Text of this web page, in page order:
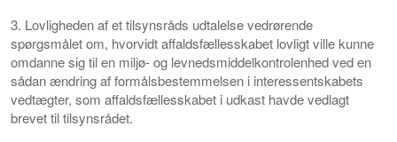
3. Lovligheden af et tilsynsråds udtalelse vedrørende
spørgsmålet om, hvorvidt affaldsfællesskabet lovligt ville kunne
omdanne sig til en miljø- og levnedsmiddelkontrolenhed ved en
sådan ændring af formålsbestemmelsen i interessentskabets
vedtægter, som affaldsfællesskabet i udkast havde vedlagt
brevet til tilsynsrådet.